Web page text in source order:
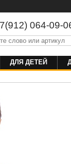
064-09-
ДЛЯ ДЕТЕЙ